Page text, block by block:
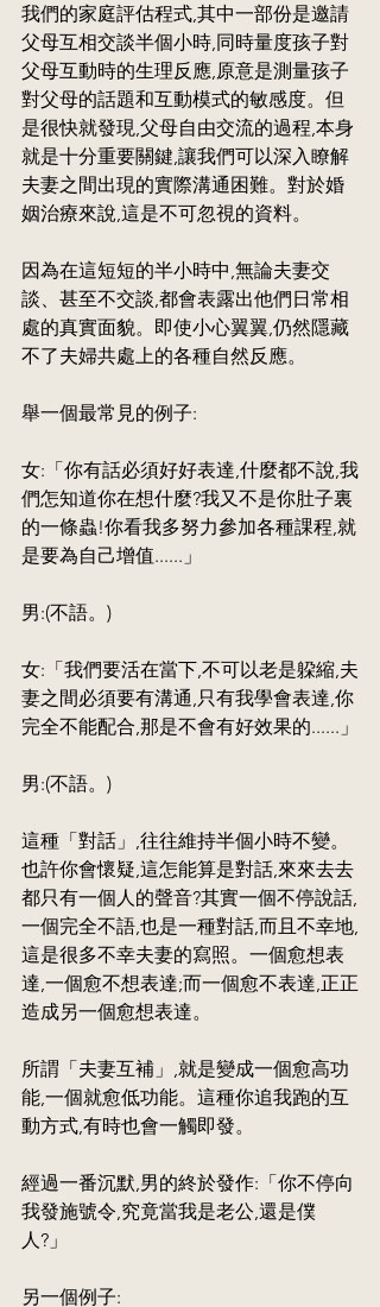
我們的家庭評估程式,其中一部份是邀請
父母互相交談半個小時,同時量度孩子對
父母互動時的生理反應,原意是測量孩子
對父母的話題和互動模式的敏感度。但
是很快就發現,父母自由交流的過程,本身
就是十分重要關鍵,讓我們可以深入瞭解
夫妻之間出現的實際溝通困難。對於婚
姻治療來說,這是不可忽視的資料。
因為在這短短的半小時中,無論夫妻交
談、甚至不交談,都會表露出他們日常相
處的真實面貌。即使小心翼翼,仍然隱藏
不了夫婦共處上的各種自然反應。
舉一個最常見的例子:
女:「你有話必須好好表達,什麼都不說,我
們怎知道你在想什麼?我又不是你肚子裏
的一條蟲!你看我多努力參加各種課程,就
是要為自己增值......」
男:(不語。)
女:「我們要活在當下,不可以老是躱縮,夫
妻之間必須要有溝通,只有我學會表達,你
完全不能配合,那是不會有好效果的......」
男:(不語。)
這種「對話」,往往維持半個小時不變。
也許你會懷疑,這怎能算是對話,來來去去
都只有一個人的聲音?其實一個不停說話,
一個完全不語,也是一種對話,而且不幸地,
這是很多不幸夫妻的寫照。一個愈想表
達,一個愈不想表達;而一個愈不表達,正正
造成另一個愈想表達。
所謂「夫妻互補」,就是變成一個愈高功
能,一個就愈低功能。這種你追我跑的互
動方式,有時也會一觸即發。
經過一番沉默,男的終於發作:「你不停向
我發施號令,究竟當我是老公,還是僕
人?」
另一個例子: